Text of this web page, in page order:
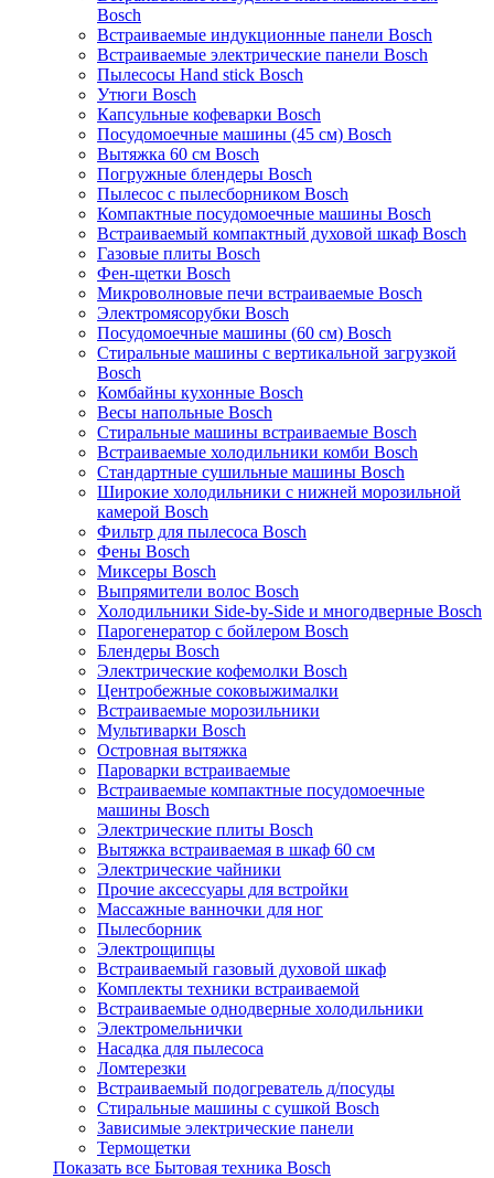
Bosch
Встраиваемые индукционные панели Bosch
Встраиваемые электрические панели Bosch
Пылесосы Hand stick Bosch
Утюги Bosch
Капсульные кофеварки Bosch
Посудомоечные машины (45 см) Bosch
Вытяжка 60 см Bosch
Погружные блендеры Bosch
Пылесос с пылесборником Bosch
Компактные посудомоечные машины Bosch
Встраиваемый компактный духовой шкаф Bosch
Газовые плиты Bosch
Фен-щетки Bosch
Микроволновые печи встраиваемые Bosch
Электромясорубки Bosch
Посудомоечные машины (60 см) Bosch
Стиральные машины с вертикальной загрузкой
Bosch
Комбайны кухонные Bosch
Весы напольные Bosch
Стиральные машины встраиваемые Bosch
Встраиваемые холодильники комби Bosch
Стандартные сушильные машины Bosch
Широкие холодильники с нижней морозильной
камерой Bosch
Фильтр для пылесоса Bosch
Фены Bosch
Миксеры Bosch
Выпрямители волос Bosch
Холодильники Side-by-Side и многодверные Bosch
Парогенератор с бойлером Bosch
Блендеры Bosch
Электрические кофемолки Bosch
Центробежные соковыжималки
Встраиваемые морозильники
Мультиварки Bosch
Островная вытяжка
Пароварки встраиваемые
Встраиваемые компактные посудомоечные
машины Bosch
Электрические плиты Bosch
Вытяжка встраиваемая в шкаф 60 см
Электрические чайники
Прочие аксессуары для встройки
Массажные ванночки для ног
Пылесборник
Электрощипцы
Встраиваемый газовый духовой шкаф
Комплекты техники встраиваемой
Встраиваемые однодверные холодильники
Электромельнички
Насадка для пылесоса
Ломтерезки
Встраиваемый подогреватель д/посуды
Стиральные машины с сушкой Bosch
Зависимые электрические панели
Термощетки
Показать все Бытовая техника Bosch